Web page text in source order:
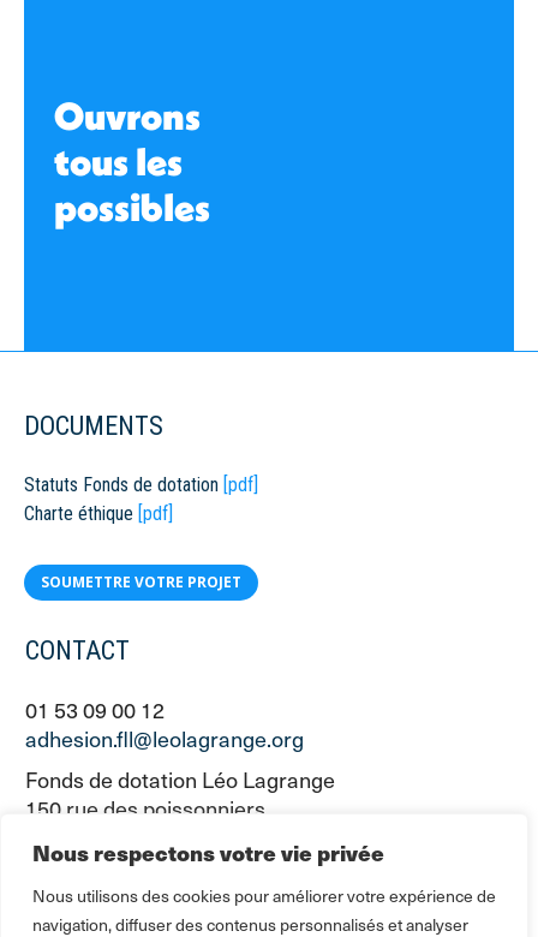
Nous respectons votre vie privée
Nous utilisons des cookies pour améliorer votre expérience de
navigation, diffuser des contenus personnalisés et analyser
Ouvrons
tous les
possibles
DOCUMENTS
Statuts Fonds de dotation [pdf]
Charte éthique [pdf]
SOUMETTRE VOTRE PROJET
CONTACT
01 53 09 00 12
adhesion.fll@leolagrange.org
Fonds de dotation Léo Lagrange
150 rue des poissonniers